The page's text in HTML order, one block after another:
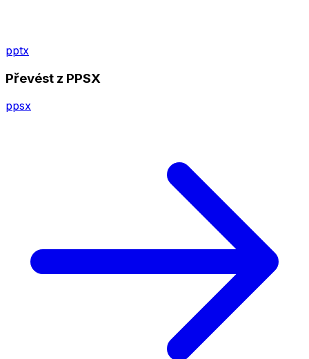
pptx
Převést z PPSX
ppsx